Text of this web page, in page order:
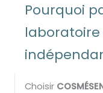
Pourquoi
Choisir